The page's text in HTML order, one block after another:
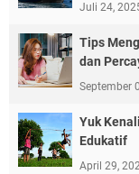
Juli 24,
Tips
dan
September
Yuk
Edukatif
April 29,